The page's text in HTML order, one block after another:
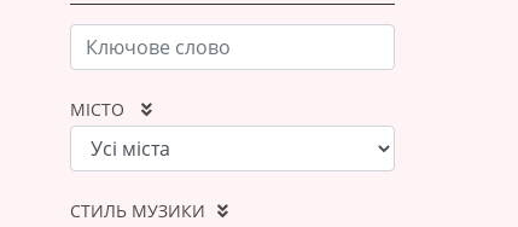
МІСТО
СТИЛЬ МУЗИКИ